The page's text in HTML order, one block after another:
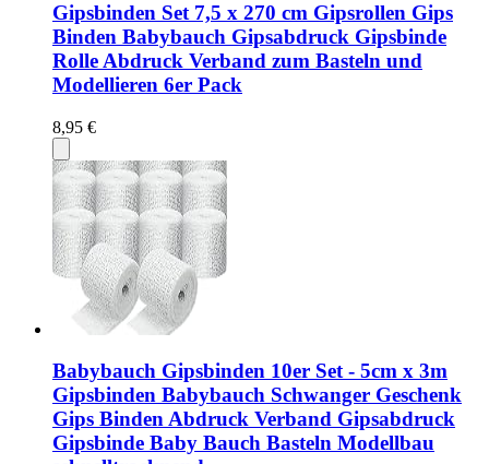
Gipsbinden Set 7,5 x 270 cm Gipsrollen Gips
Binden Babybauch Gipsabdruck Gipsbinde
Rolle Abdruck Verband zum Basteln und
Modellieren 6er Pack
8,95 €
Babybauch Gipsbinden 10er Set - 5cm x 3m
Gipsbinden Babybauch Schwanger Geschenk
Gips Binden Abdruck Verband Gipsabdruck
Gipsbinde Baby Bauch Basteln Modellbau